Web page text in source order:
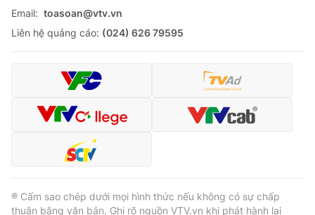
Emagazine
VTV Money
Email: toasoan@vtv.vn
Liên hệ quảng cáo: (024) 626 79595
® Cấm sao chép dưới mọi hình thức nếu không có sự chấp
thuận bằng văn bản. Ghi rõ nguồn VTV.vn khi phát hành lại